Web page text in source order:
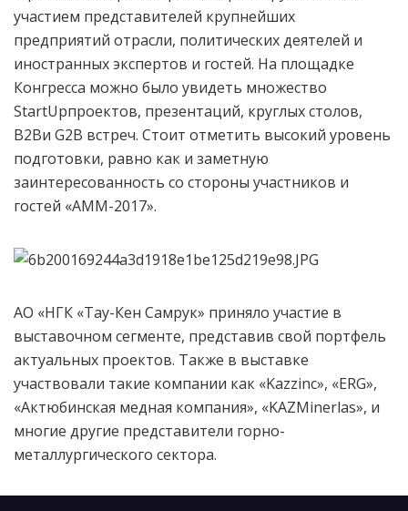
участием представителей крупнейших
предприятий отрасли, политических деятелей и
иностранных экспертов и гостей. На площадке
Конгресса можно было увидеть множество
StartUpпроектов, презентаций, круглых столов,
B2Bи G2B встреч. Стоит отметить высокий уровень
подготовки, равно как и заметную
заинтересованность со стороны участников и
гостей «АММ-2017».
АО «НГК «Тау-Кен Самрук» приняло участие в
выставочном сегменте, представив свой портфель
актуальных проектов. Также в выставке
участвовали такие компании как «Kazzinc», «ERG»,
«Актюбинская медная компания», «KAZMinerlas», и
многие другие представители горно-
металлургического сектора.